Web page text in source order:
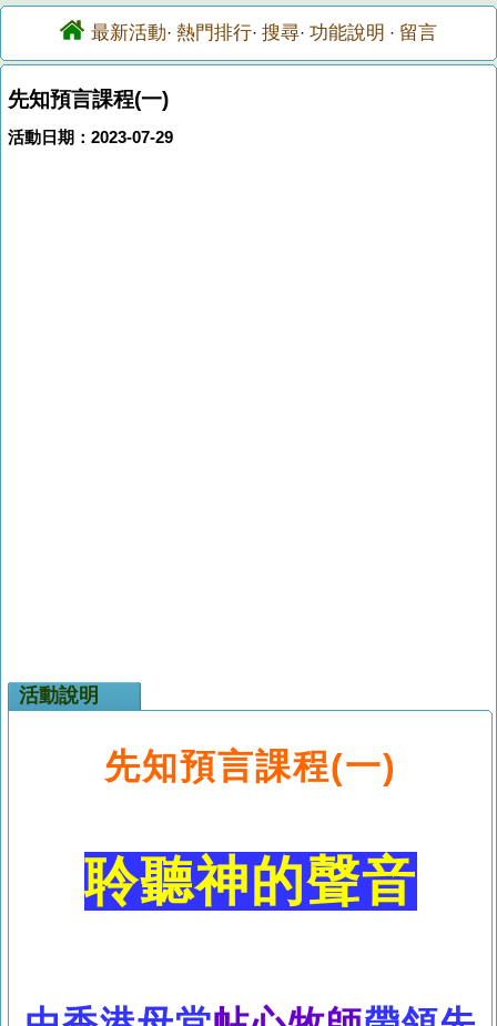
最新活動· 熱門排行· 搜尋· 功能說明 · 留言
先知預言課程(一)
活動日期：2023-07-29
活動說明
先知預言課程(一)
聆聽神的聲音